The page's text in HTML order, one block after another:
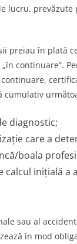
lucru, prevăzute
preiau în plată
continuare”.
cumulativ
diagnostic;
care a
boala
calcul iniţială a
sau al
în mod